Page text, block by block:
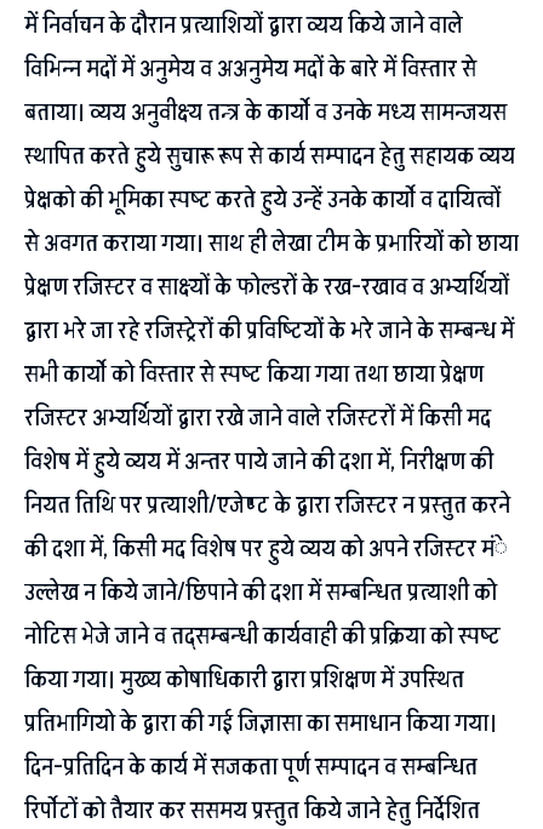
में निर्वाचन के दौरान प्रत्याशियों द्वारा व्यय किये जाने वाले
विभिन्न मदों में अनुमेय व अअनुमेय मदों के बारे में विस्तार से
बताया। व्यय अनुवीक्ष्य तन्त्र के कार्यो व उनके मध्य सामन्जयस
स्थापित करते हुये सुचारू रूप से कार्य सम्पादन हेतु सहायक व्यय
प्रेक्षको की भूमिका स्पष्ट करते हुये उन्हें उनके कार्यो व दायित्वों
से अवगत कराया गया। साथ ही लेखा टीम के प्रभारियों को छाया
प्रेक्षण रजिस्टर व साक्ष्यों के फोल्डरों के रख-रखाव व अभ्यर्थियों
द्वारा भरे जा रहे रजिस्ट्रेरों की प्रविष्टियों के भरे जाने के सम्बन्ध में
सभी कार्यो को विस्तार से स्पष्ट किया गया तथा छाया प्रेक्षण
रजिस्टर अभ्यर्थियों द्वारा रखे जाने वाले रजिस्टरों में किसी मद
विशेष में हुये व्यय में अन्तर पाये जाने की दशा में, निरीक्षण की
नियत तिथि पर प्रत्याशी/एजेण्ट के द्वारा रजिस्टर न प्रस्तुत करने
की दशा में, किसी मद विशेष पर हुये व्यय को अपने रजिस्टर मंे
उल्लेख न किये जाने/छिपाने की दशा में सम्बन्धित प्रत्याशी को
नोटिस भेजे जाने व तद्सम्बन्धी कार्यवाही की प्रक्रिया को स्पष्ट
किया गया। मुख्य कोषाधिकारी द्वारा प्रशिक्षण में उपस्थित
प्रतिभागियो के द्वारा की गई जिज्ञासा का समाधान किया गया।
दिन-प्रतिदिन के कार्य में सजकता पूर्ण सम्पादन व सम्बन्धित
रिर्पोटों को तैयार कर ससमय प्रस्तुत किये जाने हेतु निर्देशित